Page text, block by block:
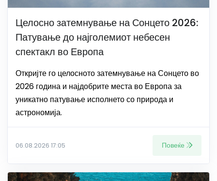
Целосно затемнување на Сонцето 2026:
Патување до најголемиот небесен
спектакл во Европа
Откријте го целосното затемнување на Сонцето во
2026 година и најдобрите места во Европа за
уникатно патување исполнето со природа и
астрономија.
06.08.2026 17:05 Повеќе